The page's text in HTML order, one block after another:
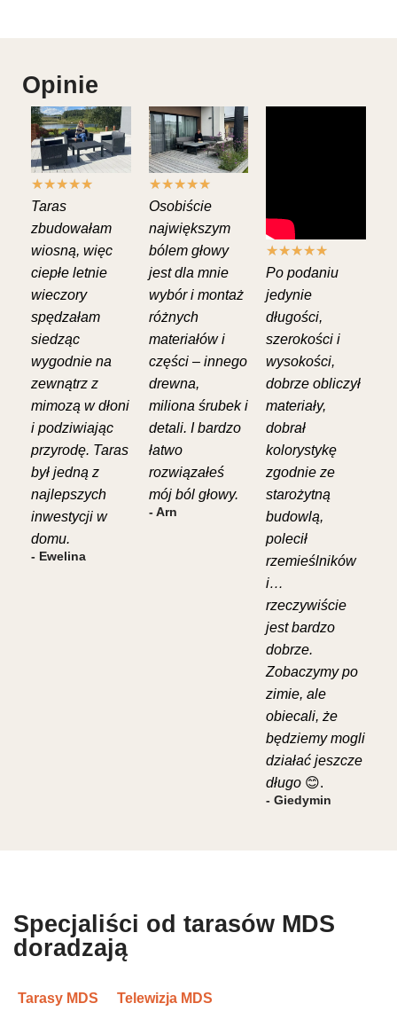
Opinie
★★★★★
Taras
zbudowałam
wiosną, więc
ciepłe letnie
wieczory
spędzałam
siedząc
wygodnie na
zewnątrz z
mimozą w dłoni
i podziwiając
przyrodę. Taras
był jedną z
najlepszych
inwestycji w
domu.
- Ewelina
★★★★★
Osobiście
największym
bólem głowy
jest dla mnie
wybór i montaż
różnych
materiałów i
części – innego
drewna,
miliona śrubek i
detali. I bardzo
łatwo
rozwiązałeś
mój ból głowy.
- Arn
★★★★★
Po podaniu
jedynie
długości,
szerokości i
wysokości,
dobrze obliczył
materiały,
dobrał
kolorystykę
zgodnie ze
starożytną
budowlą,
polecił
rzemieślników
i…
rzeczywiście
jest bardzo
dobrze.
Zobaczymy po
zimie, ale
obiecali, że
będziemy mogli
działać jeszcze
długo 😊.
- Giedymin
Specjaliści od tarasów MDS
doradzają
Tarasy MDS Telewizja MDS